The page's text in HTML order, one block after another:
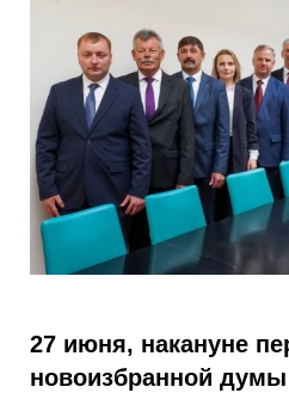
27 июня, накануне
новоизбранной думы